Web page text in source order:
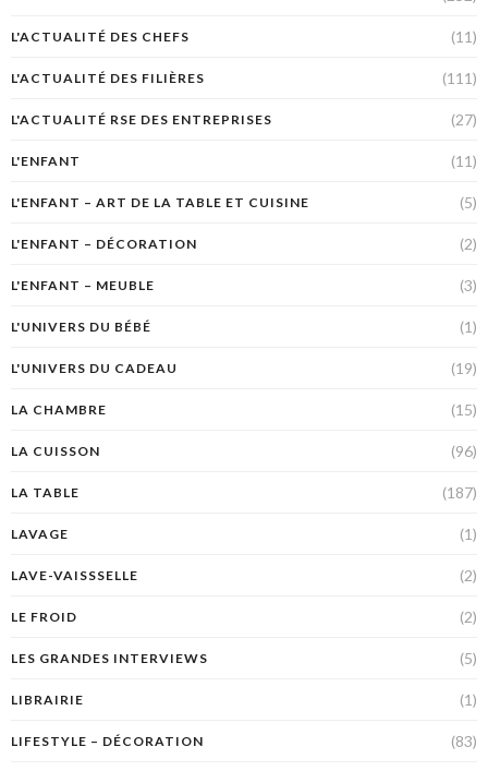
L'ACTUALITÉ DES CHEFS (11)
L'ACTUALITÉ DES FILIÈRES (111)
L'ACTUALITÉ RSE DES ENTREPRISES (27)
L'ENFANT (11)
L'ENFANT – ART DE LA TABLE ET CUISINE (5)
L'ENFANT – DÉCORATION (2)
L'ENFANT – MEUBLE (3)
L'UNIVERS DU BÉBÉ (1)
L'UNIVERS DU CADEAU (19)
LA CHAMBRE (15)
LA CUISSON (96)
LA TABLE (187)
LAVAGE (1)
LAVE-VAISSSELLE (2)
LE FROID (2)
LES GRANDES INTERVIEWS (5)
LIBRAIRIE (1)
LIFESTYLE – DÉCORATION (83)